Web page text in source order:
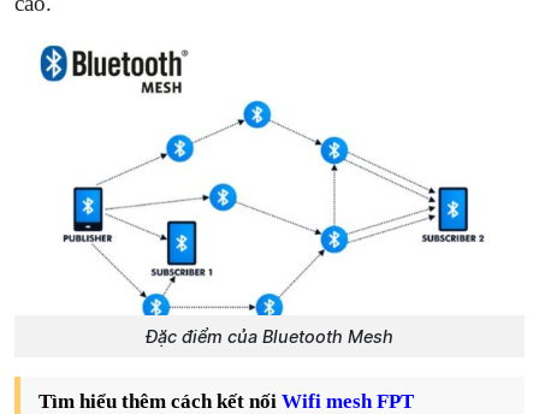
Đặc điểm của Bluetooth Mesh
Tìm hiểu thêm cách kết nối Wifi mesh FPT